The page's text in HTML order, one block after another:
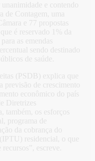
e contendo
de Contagem, uma
e 77 propostas
é reservado 1% da
as emendas
sendo destinado
de saúde.
(PSDB) explica que
previsão de crescimento
econômico do país
Diretrizes
também, os esforços
programa de
da cobrança do
residencial, o que
escreve.